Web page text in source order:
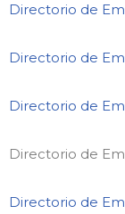
Directorio de
Directorio de
Directorio de
Directorio de
Directorio de